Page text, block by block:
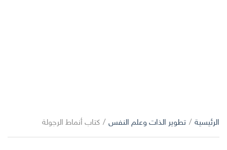
الرئيسية / تطوير الذات وعلم النفس / كتاب أنماط الرجولة